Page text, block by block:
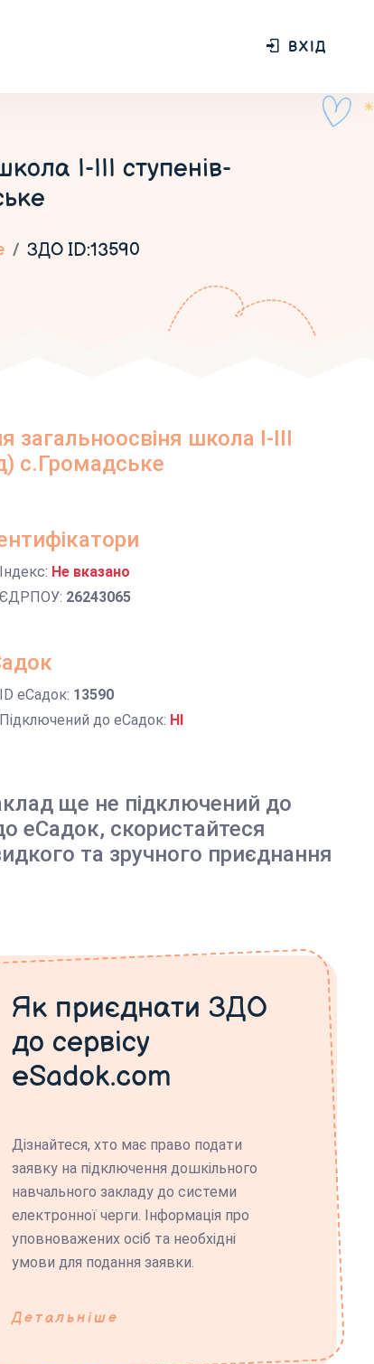
ВХІД
І-ІІІ ступенів-
ЗДО ID:13590
школа І-ІІІ
с.Громадське
Індекс: Не вказано
ЄДРПОУ: 26243065
ID еСадок: 13590
Підключений до еСадок: НІ
ще не підключений до
еСадок, скористайтеся
та зручного приєднання
Як приєднати ЗДО
до сервісу
eSadok.com
Дізнайтеся, хто має право подати
заявку на підключення дошкільного
навчального закладу до системи
електронної черги. Інформація про
уповноважених осіб та необхідні
умови для подання заявки.
Детальніше